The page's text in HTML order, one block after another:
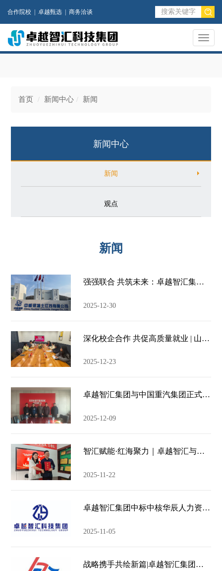
合作院校 卓越甄选 商务洽谈
Toggle
首页 新闻中心 新闻
新闻中心
新闻
观点
新闻
强强联合 共筑未来：卓越智汇集团与中核华辰中核混凝土江苏有限公司签署人力资源服务合作协议
2025-12-30
深化校企合作 共促高质量就业 | 山西水利职业技术学院领导莅临卓越智汇集团考察交流
2025-12-23
卓越智汇集团与中国重汽集团正式达成人力资源深度合作——以优质人才服务赋能中国重卡海外业务拓展
2025-12-09
智汇赋能·红海聚力｜卓越智汇与广州红海人力达成战略合作——共启人力资源服务新征程
2025-11-22
卓越智汇集团中标中核华辰人力资源支持服务项目，央企合作开创人才管理新篇章
2025-11-05
战略携手共绘新篇|卓越智汇集团与红海人力集团在京举行合作洽谈